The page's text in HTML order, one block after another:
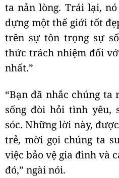
ta nản lòng. Trái lại,
dựng một thế giới tốt
trên sự tôn trọng sự
thức trách nhiệm đối
nhất.”
“Bạn đã nhắc chúng ta
sống đòi hỏi tình yêu,
sóc. Những lời này,
trẻ, mời gọi chúng ta
việc bảo vệ gia đình và
đó,” ngài nói.